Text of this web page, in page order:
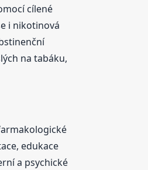
cílené
i nikotinová
na tabáku,
edukace
a psychické